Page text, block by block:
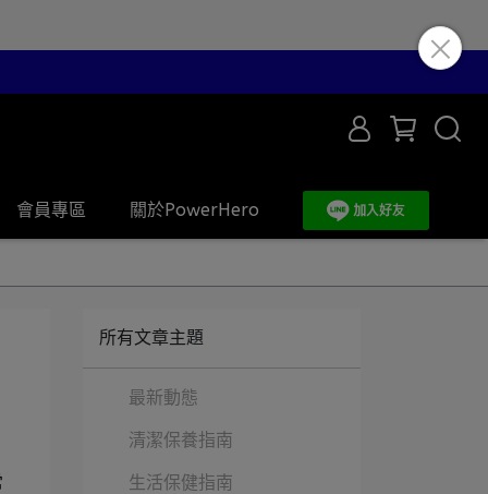
會員專區 關於PowerHero
所有文章主題
最新動態
清潔保養指南
生活保健指南